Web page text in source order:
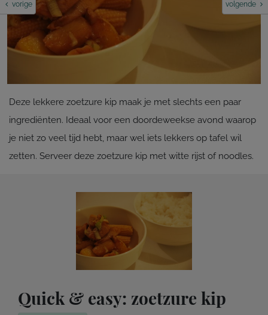
vorige volgende
Deze lekkere zoetzure kip maak je met slechts een paar
ingrediënten. Ideaal voor een doordeweekse avond waarop
je niet zo veel tijd hebt, maar wel iets lekkers op tafel wil
zetten. Serveer deze zoetzure kip met witte rijst of noodles.
Quick & easy: zoetzure kip